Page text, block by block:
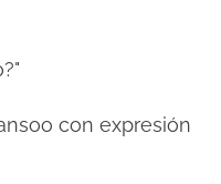
con expresión